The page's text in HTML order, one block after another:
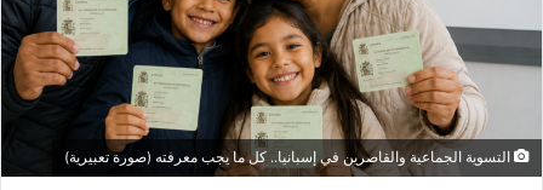
التسوية الجماعية والقاصرين في إسبانيا.. كل ما يجب معرفته (صورة تعبيرية)